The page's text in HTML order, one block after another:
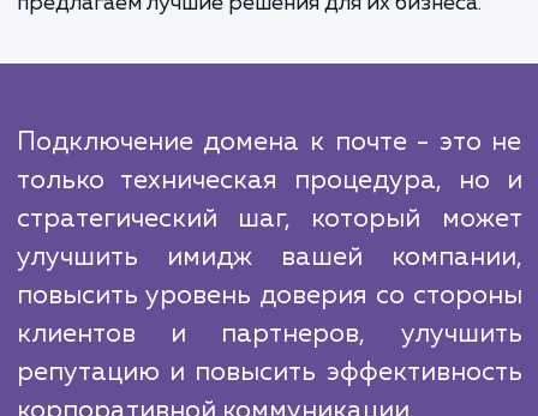
клиентов и партнеров, улучшению
Мы понимаем, что на рынке есть
конкурентов, предлагающих подобные
Однако, наше агентство отличается тем,
предлагаем комплексный подход и
уровень профессионализма. Мы
удовлетворить потребности наших
предлагаем лучшие решения для их бизнеса.